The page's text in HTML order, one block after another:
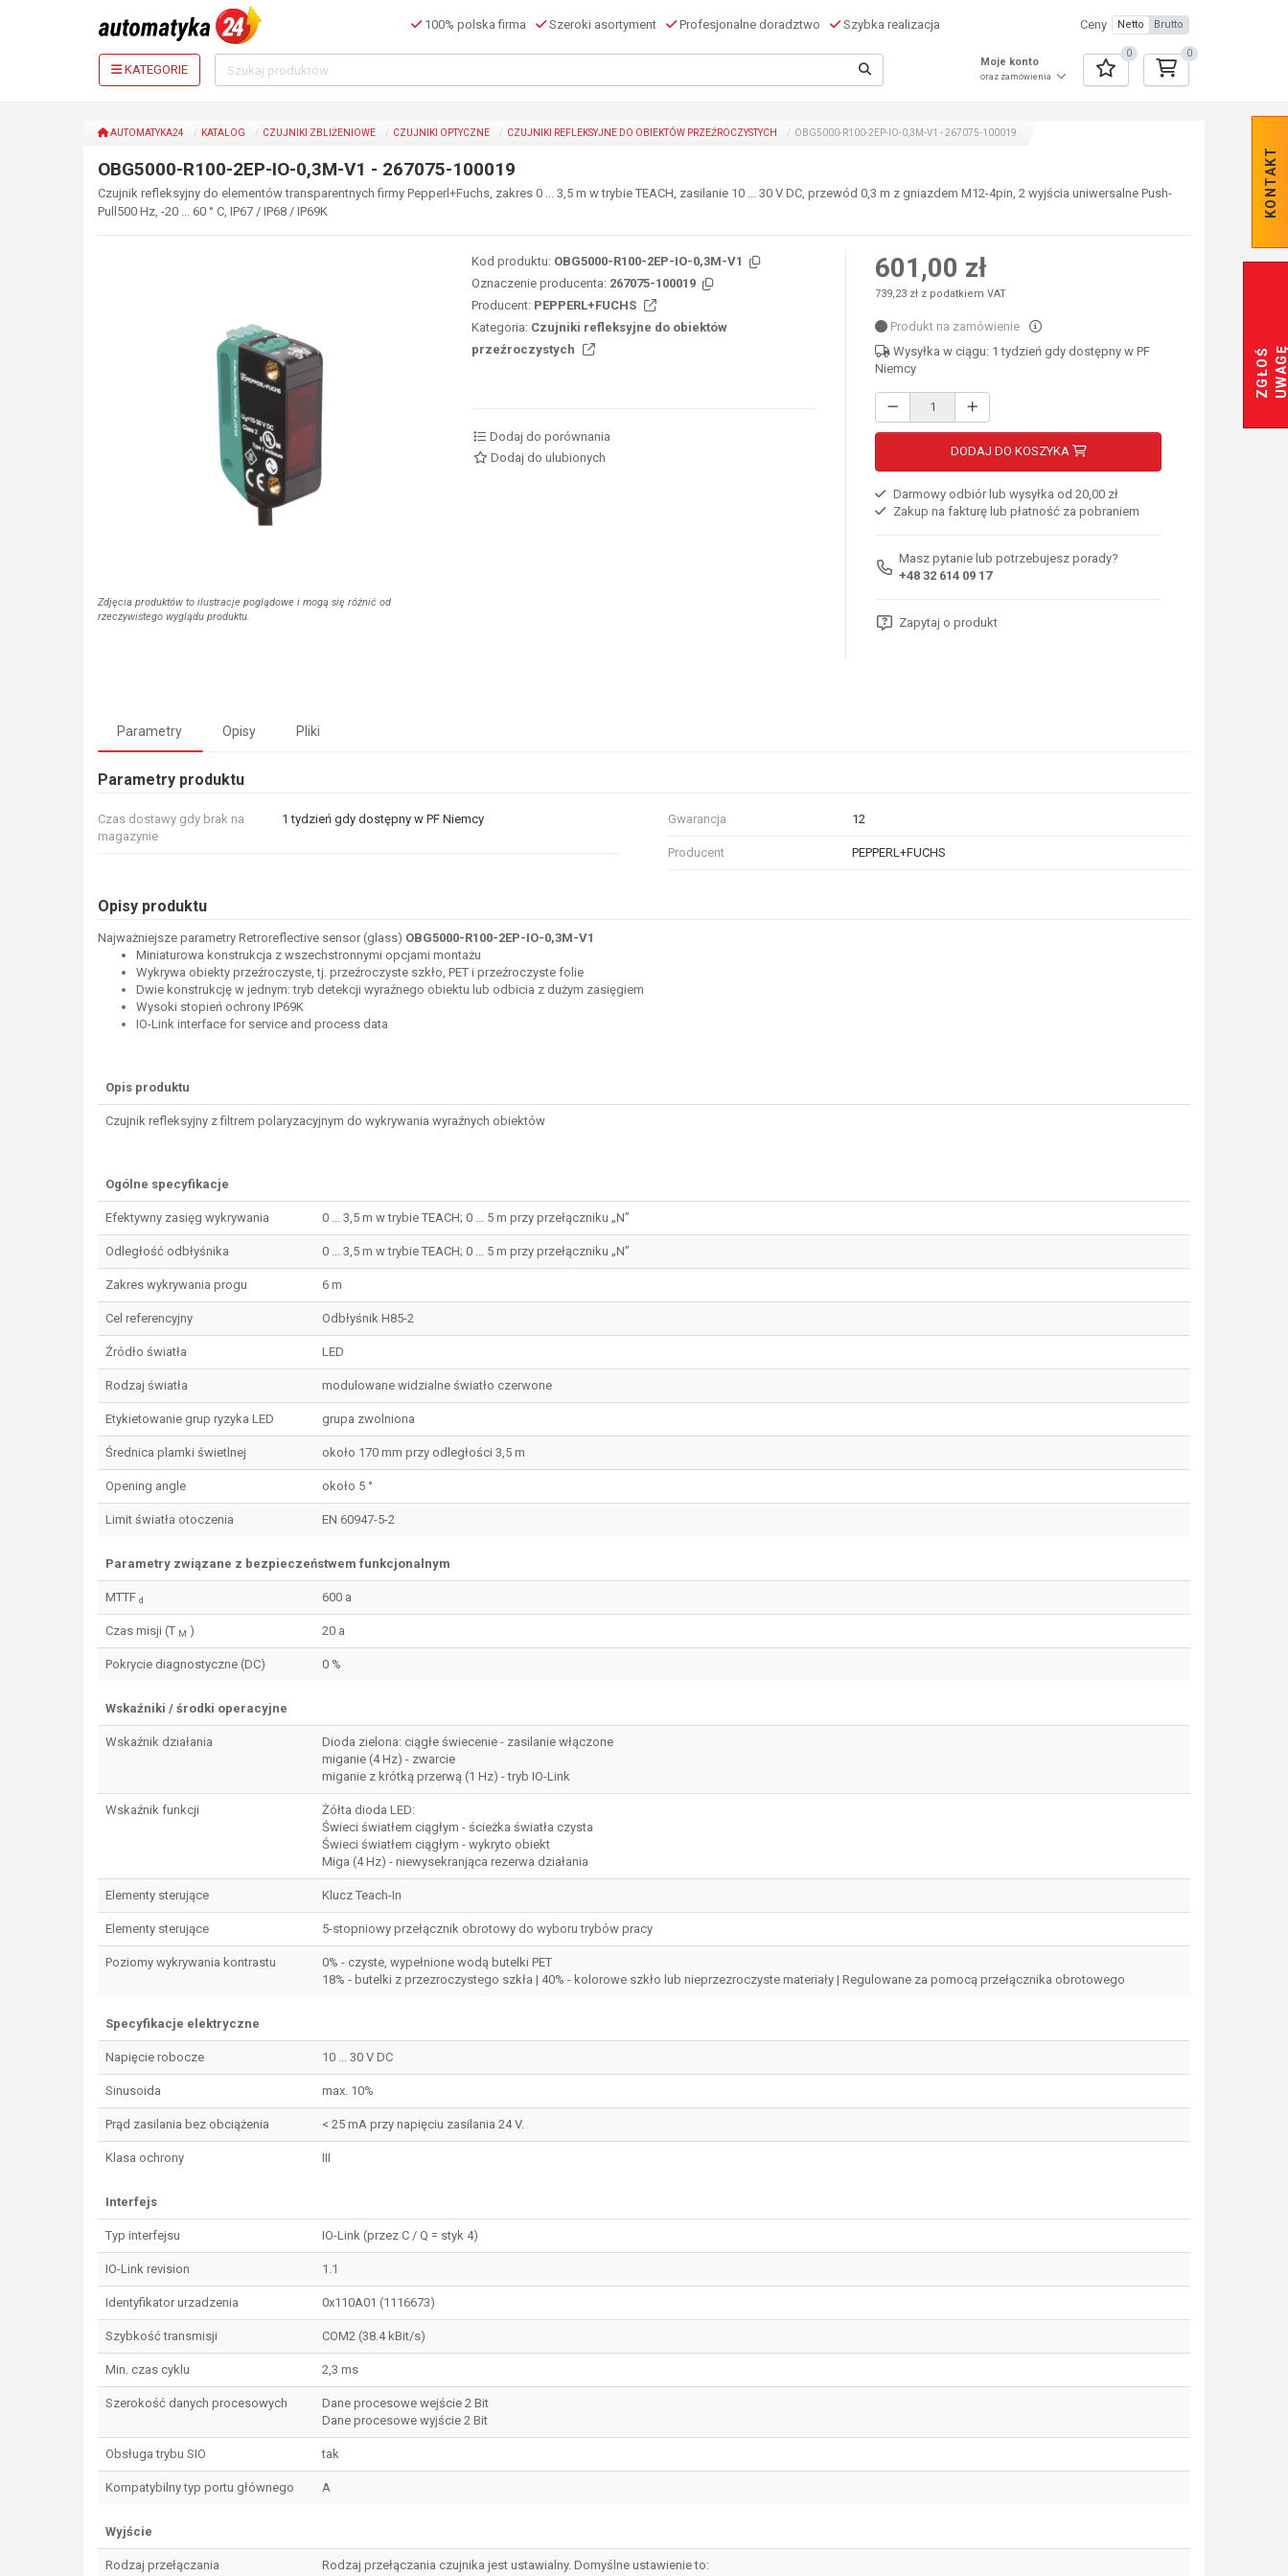
100% polska firma Szeroki asortyment Profesjonalne doradztwo Szybka realizacja Ceny Netto Brutto
KATEGORIE
Moje konto
oraz zamówienia
0 0
KONTAKT
Z
G
Ł
O
Ś
U
W
A
GĘ
AUTOMATYKA24 KATALOG CZUJNIKI ZBLIŻENIOWE CZUJNIKI OPTYCZNE CZUJNIKI REFLEKSYJNE DO OBIEKTÓW PRZEŹROCZYSTYCH OBG5000-R100-2EP-IO-0,3M-V1 - 267075-100019
OBG5000-R100-2EP-IO-0,3M-V1 - 267075-100019
Czujnik refleksyjny do elementów transparentnych firmy Pepperl+Fuchs, zakres 0 ... 3,5 m w trybie TEACH, zasilanie 10 ... 30 V DC, przewód 0,3 m z gniazdem M12-4pin, 2 wyjścia uniwersalne Push-
Pull500 Hz, -20 ... 60 ° C, IP67 / IP68 / IP69K
Zdjęcia produktów to ilustracje poglądowe i mogą się różnić od
rzeczywistego wyglądu produktu.
Kod produktu: OBG5000-R100-2EP-IO-0,3M-V1
Oznaczenie producenta: 267075-100019
Producent: PEPPERL+FUCHS
Kategoria: Czujniki refleksyjne do obiektów
przeźroczystych
Dodaj do porównania
Dodaj do ulubionych
601,00 zł
739,23 zł z podatkiem VAT
Produkt na zamówienie
Wysyłka w ciągu: 1 tydzień gdy dostępny w PF
Niemcy
DODAJ DO KOSZYKA
Darmowy odbiór lub wysyłka od 20,00 zł
Zakup na fakturę lub płatność za pobraniem
Masz pytanie lub potrzebujesz porady?
+48 32 614 09 17
Zapytaj o produkt
Parametry Opisy Pliki
Parametry produktu
Czas dostawy gdy brak na
magazynie
1 tydzień gdy dostępny w PF Niemcy Gwarancja 12
Producent PEPPERL+FUCHS
Opisy produktu
Najważniejsze parametry Retroreflective sensor (glass) OBG5000-R100-2EP-IO-0,3M-V1
Miniaturowa konstrukcja z wszechstronnymi opcjami montażu
Wykrywa obiekty przeźroczyste, tj. przeźroczyste szkło, PET i przeźroczyste folie
Dwie konstrukcję w jednym: tryb detekcji wyraźnego obiektu lub odbicia z dużym zasięgiem
Wysoki stopień ochrony IP69K
IO-Link interface for service and process data
Opis produktu
Czujnik refleksyjny z filtrem polaryzacyjnym do wykrywania wyraźnych obiektów
Ogólne specyfikacje
Efektywny zasięg wykrywania 0 ... 3,5 m w trybie TEACH; 0 ... 5 m przy przełączniku „N”
Odległość odbłyśnika 0 ... 3,5 m w trybie TEACH; 0 ... 5 m przy przełączniku „N”
Zakres wykrywania progu 6 m
Cel referencyjny Odbłyśnik H85-2
Źródło światła LED
Rodzaj światła modulowane widzialne światło czerwone
Etykietowanie grup ryzyka LED grupa zwolniona
Średnica plamki świetlnej około 170 mm przy odległości 3,5 m
Opening angle około 5 °
Limit światła otoczenia EN 60947-5-2
Parametry związane z bezpieczeństwem funkcjonalnym
MTTF d 600 a
Czas misji (T M ) 20 a
Pokrycie diagnostyczne (DC) 0 %
Wskaźniki / środki operacyjne
Wskaźnik działania
Dioda zielona: ciągłe świecenie - zasilanie włączone
miganie (4 Hz) - zwarcie
miganie z krótką przerwą (1 Hz) - tryb IO-Link
Wskaźnik funkcji
Żółta dioda LED:
Świeci światłem ciągłym - ścieżka światła czysta
Świeci światłem ciągłym - wykryto obiekt
Miga (4 Hz) - niewysekranjąca rezerwa działania
Elementy sterujące Klucz Teach-In
Elementy sterujące 5-stopniowy przełącznik obrotowy do wyboru trybów pracy
Poziomy wykrywania kontrastu
0% - czyste, wypełnione wodą butelki PET
18% - butelki z przezroczystego szkła | 40% - kolorowe szkło lub nieprzezroczyste materiały | Regulowane za pomocą przełącznika obrotowego
Specyfikacje elektryczne
Napięcie robocze 10 ... 30 V DC
Sinusoida max. 10%
Prąd zasilania bez obciążenia < 25 mA przy napięciu zasilania 24 V.
Klasa ochrony III
Interfejs
Typ interfejsu IO-Link (przez C / Q = styk 4)
IO-Link revision 1.1
Identyfikator urzadzenia 0x110A01 (1116673)
Szybkość transmisji COM2 (38.4 kBit/s)
Min. czas cyklu 2,3 ms
Szerokość danych procesowych
Dane procesowe wejście 2 Bit
Dane procesowe wyjście 2 Bit
Obsługa trybu SIO tak
Kompatybilny typ portu głównego A
Wyjście
Rodzaj przełączania
Rodzaj przełączania czujnika jest ustawialny. Domyślne ustawienie to: